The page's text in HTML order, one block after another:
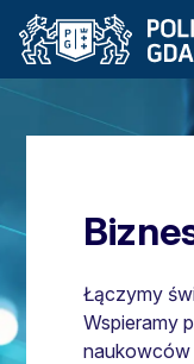
Przejdź
do
menu
Przejdź
do
wyszukiwarki
Przejdź
do
treści
Biznes
Łączymy
Wspieramy
naukowców